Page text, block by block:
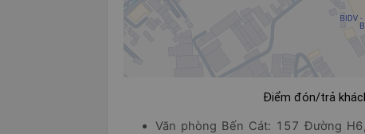
Điểm đón/trả
Văn phòng Bến Cát: 157 Đường